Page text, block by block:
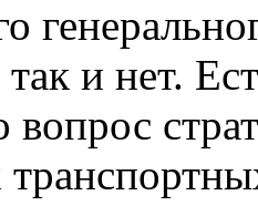
и нет.
вопрос